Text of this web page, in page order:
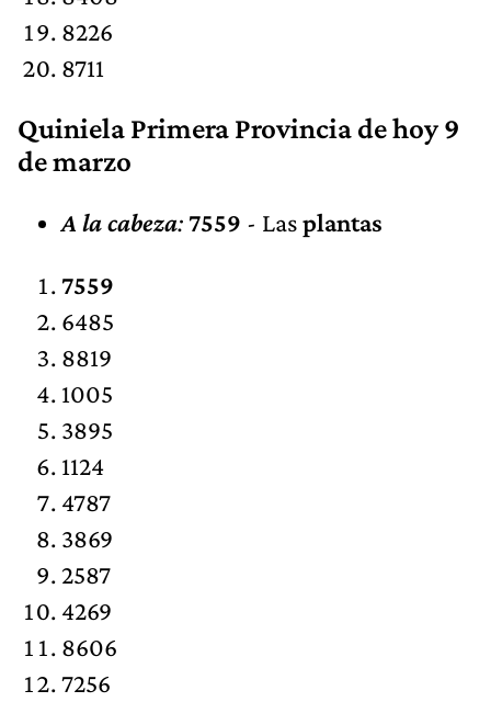
8226
8711
Quiniela Primera Provincia de hoy 9
de marzo
A la cabeza: 7559 - Lasplantas
7559
6485
8819
1005
3895
1124
4787
3869
2587
4269
8606
7256